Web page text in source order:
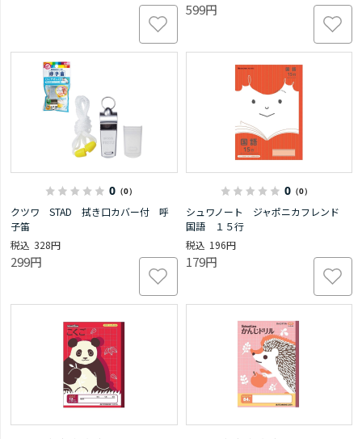
599円
0 （0）
クツワ STAD 拭き口カバー付 呼
子笛
328円
299円
0（0）
シュワノート ジャポニカフレンド
国語 １５行
196円
179円